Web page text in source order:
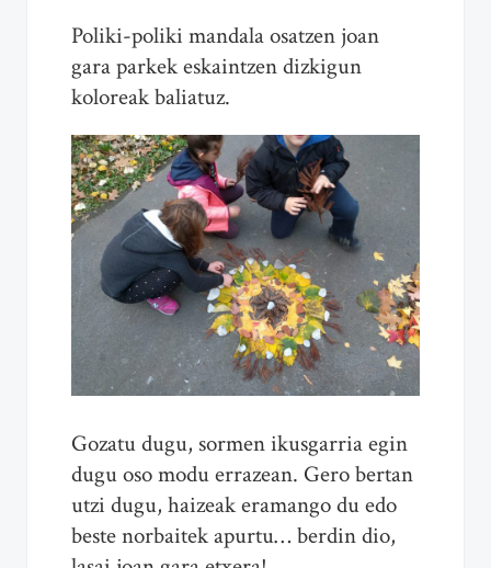
Poliki-poliki mandala osatzen joan
gara parkek eskaintzen dizkigun
koloreak baliatuz.
Gozatu dugu, sormen ikusgarria egin
dugu oso modu errazean. Gero bertan
utzi dugu, haizeak eramango du edo
beste norbaitek apurtu… berdin dio,